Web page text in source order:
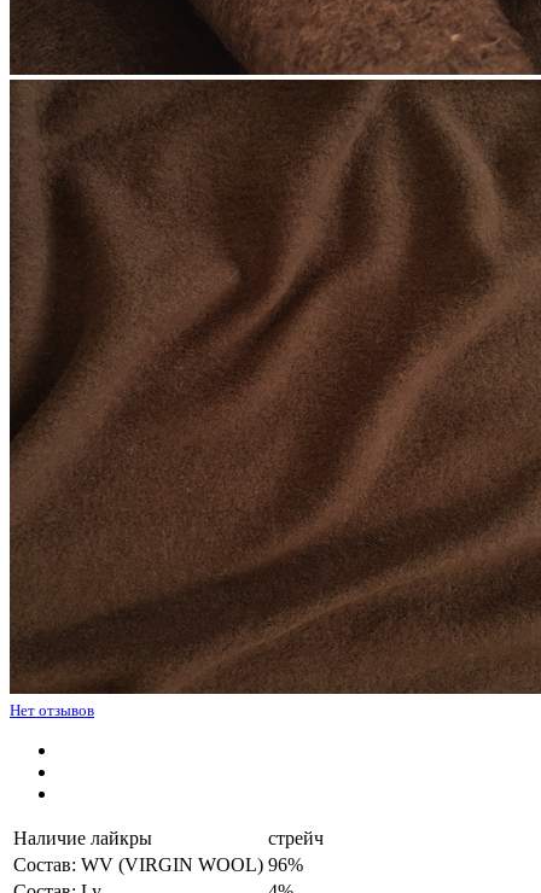
Нет отзывов
Наличие лайкры
стрейч
Состав: WV (VIRGIN WOOL) 96%